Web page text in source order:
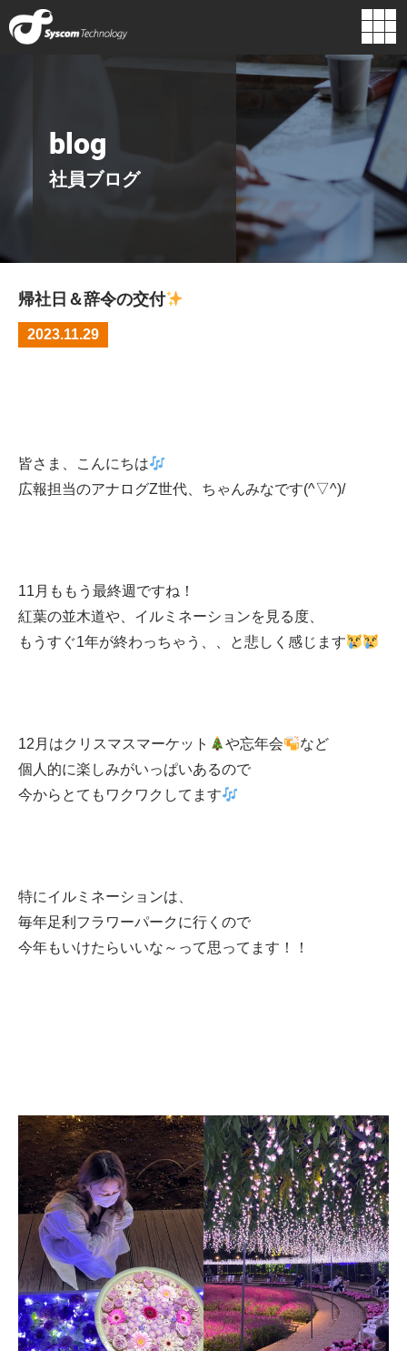
主要取引先
ロゴに込めた
想い
経営理念
blog
社員ブログ
帰社日＆辞令の交付
2023.11.29
皆さま、こんにちは
広報担当のアナログZ世代、ちゃんみなです(^▽^)/
11月ももう最終週ですね！
紅葉の並木道や、イルミネーションを見る度、
もうすぐ1年が終わっちゃう、、と悲しく感じます
12月はクリスマスマーケット や忘年会
など
個人的に楽しみがいっぱいあるので
今からとてもワクワクしてます
特にイルミネーションは、
毎年足利フラワーパークに行くので
今年もいけたらいいな～って思ってます！！